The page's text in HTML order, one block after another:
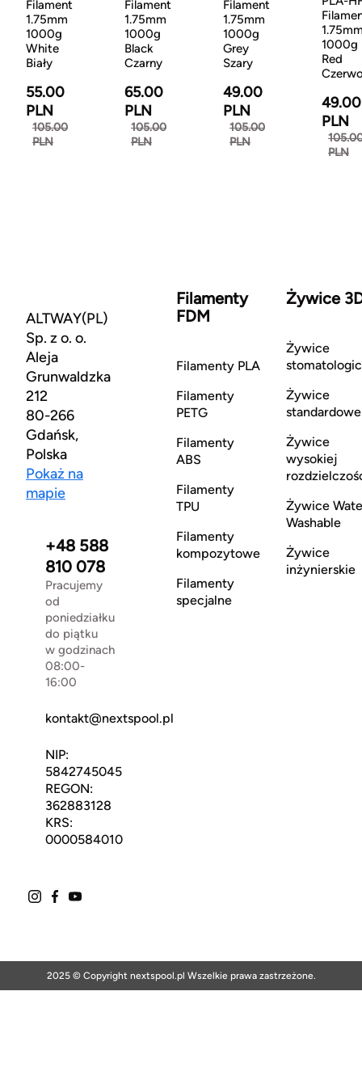
Filament
1.75mm
1000g
White
Biały
55.00
PLN
105.00
PLN
Filament
1.75mm
1000g
Black
Czarny
65.00
PLN
105.00
PLN
Filament
1.75mm
1000g
Grey
Szary
49.00
PLN
105.00
PLN
1000g
Red
49.00
PLN
PLN
ALTWAY(PL)
Sp. z o. o.
Aleja
Grunwaldzka
212
80-266
Gdańsk,
Polska
Pokaż na
mapie
+48 588
810 078
Pracujemy
od
poniedziałku
do piątku
w godzinach
08:00-
16:00
kontakt@nextspool.pl
NIP:
5842745045
REGON:
362883128
KRS:
0000584010
Filamenty
FDM
Filamenty PLA
Filamenty
PETG
Filamenty
ABS
Filamenty
TPU
Filamenty
kompozytowe
Filamenty
specjalne
Żywice
Żywice
Żywice
standardowe
Żywice
wysokiej
Żywice
Washable
Żywice
inżynierskie